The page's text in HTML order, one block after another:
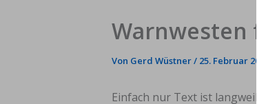
Warnwesten
Von Gerd Wüstner/ 25. Februar
Einfach nur Text ist